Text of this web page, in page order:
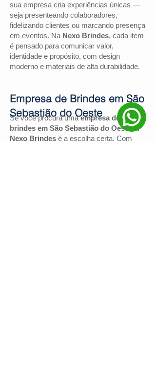
sua empresa cria experiências únicas —
seja presenteando colaboradores,
fidelizando clientes ou marcando presença
em eventos. Na Nexo Brindes, cada item
é pensado para comunicar valor,
identidade e propósito, com design
moderno e materiais de alta durabilidade.
Se você procura umaempresa de
brindes em São Sebastião do Oeste, a
Nexo Brindes é a escolha certa. Com
Empresa de Brindes em São
Sebastião do Oeste